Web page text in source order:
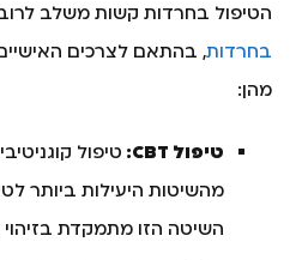
הטיפול בחרדות קשות משלב
בחרדות, בהתאם לצרכים
מהן:
טיפול CBT:
טיפול
מהשיטות היעילות ביותר
השיטה הזו מתמקדת בזיהוי